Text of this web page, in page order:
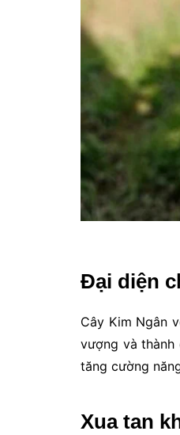
Đại diện
Cây Kim Ngân
vượng và thành
tăng cường
Xua tan